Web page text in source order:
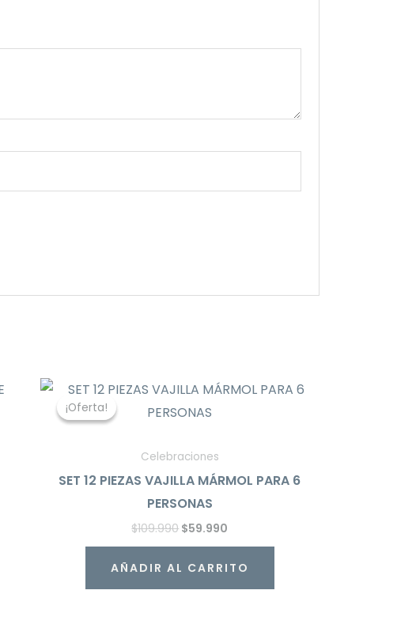
¡Oferta!
¡Oferta!
Celebraciones
SET 12 PIEZAS VAJILLA MÁRMOL PARA 6
PERSONAS
$109.990
El
precio
original
$59.990
El
precio
AÑADIR AL CARRITO